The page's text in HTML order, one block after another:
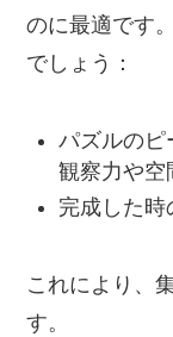
のに最適です
でしょう：
パズルのピ
観察力や空
完成した時
これにより、
す。